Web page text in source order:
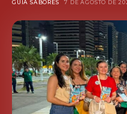
GUIA SABORES 7 DE AGOSTO DE